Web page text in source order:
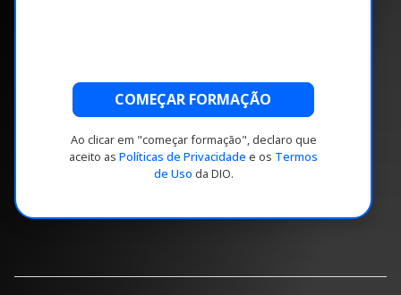
COMEÇAR FORMAÇÃO
Ao clicar em "começar formação", declaro que
aceito as Políticas de Privacidade e os Termos
de Uso da DIO.